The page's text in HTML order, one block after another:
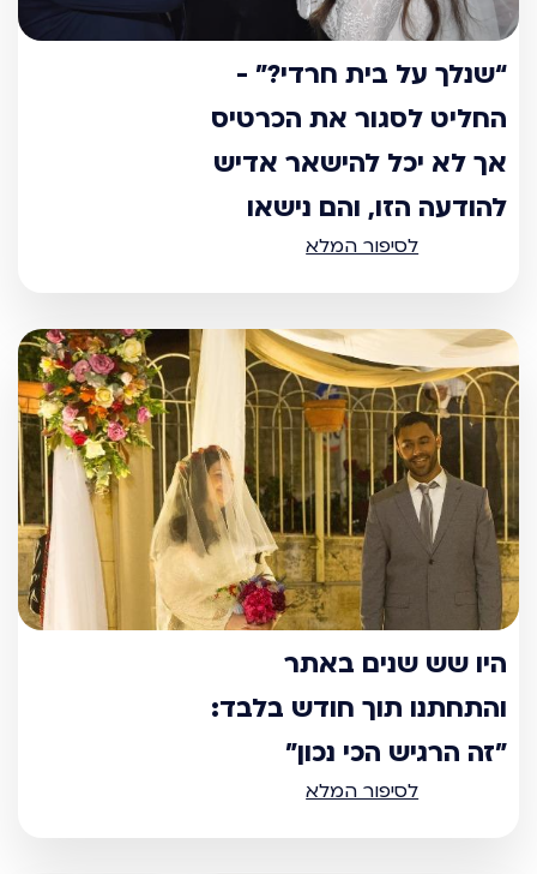
“שנלך על בית חרדי?” -
החליט לסגור את הכרטיס
אך לא יכל להישאר אדיש
להודעה הזו, והם נישאו
לסיפור המלא
היו שש שנים באתר
והתחתנו תוך חודש בלבד:
"זה הרגיש הכי נכון"
לסיפור המלא